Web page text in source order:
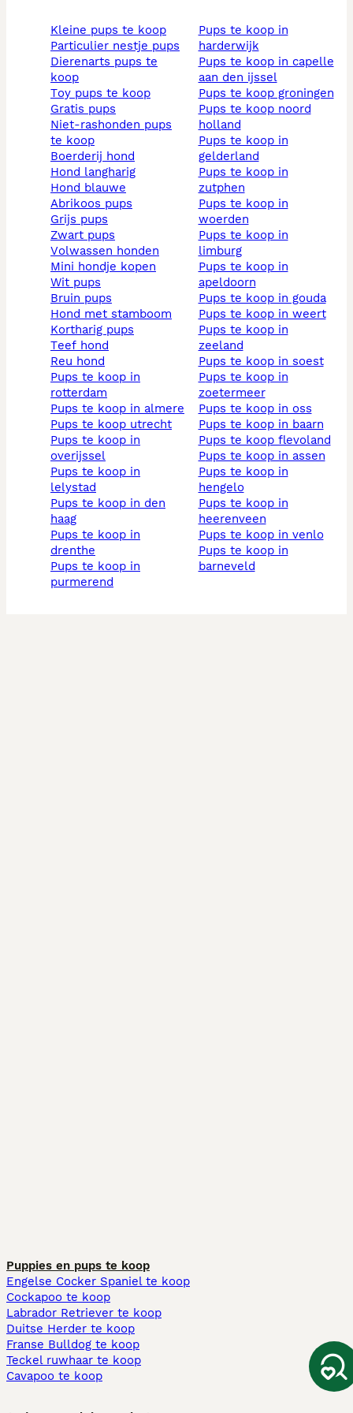
kleine pups te koop
particulier nestje pups
dierenarts pups te
koop
toy pups te koop
gratis pups
niet-rashonden pups
te koop
boerderij hond
hond langharig
hond blauwe
abrikoos pups
grijs pups
zwart pups
volwassen honden
mini hondje kopen
wit pups
bruin pups
hond met stamboom
kortharig pups
teef hond
reu hond
pups te koop in
rotterdam
pups te koop in almere
pups te koop utrecht
pups te koop in
overijssel
pups te koop in
lelystad
pups te koop in den
haag
pups te koop in
drenthe
pups te koop in
purmerend
pups te koop in
harderwijk
pups te koop in capelle
aan den ijssel
pups te koop groningen
pups te koop noord
holland
pups te koop in
gelderland
pups te koop in
zutphen
pups te koop in
woerden
pups te koop in
limburg
pups te koop in
apeldoorn
pups te koop in gouda
pups te koop in weert
pups te koop in
zeeland
pups te koop in soest
pups te koop in
zoetermeer
pups te koop in oss
pups te koop in baarn
pups te koop flevoland
pups te koop in assen
pups te koop in
hengelo
pups te koop in
heerenveen
pups te koop in venlo
pups te koop in
barneveld
Puppies en pups te koop
Engelse Cocker Spaniel te koop
Cockapoo te koop
Labrador Retriever te koop
Duitse Herder te koop
Franse Bulldog te koop
Teckel ruwhaar te koop
Cavapoo te koop